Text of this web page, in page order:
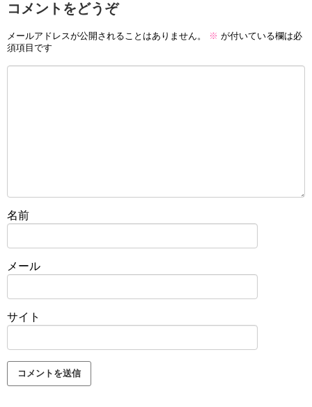
コメントをどうぞ
メールアドレスが公開されることはありません。 ※ が付いている欄は必
須項目です
名前
メール
サイト